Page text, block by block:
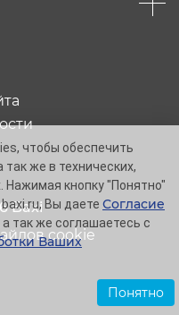
Baxi
cookie
чтобы обеспечить
же в технических,
Нажимая кнопку "Понятно"
Вы даете Согласие
так же соглашаетесь с
Ваших
Понятно